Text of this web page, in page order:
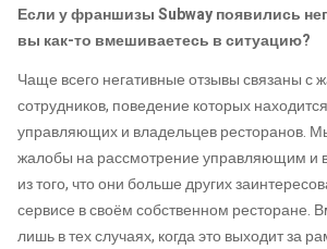
Если уфраншизы Subwayпоявились
вы как-то вмешиваетесь в ситуацию?
Чаще всего негативные отзывы связаны с
сотрудников, поведение которых
управляющих и владельцев ресторанов.
жалобы на рассмотрение управляющим и
из того, что они больше других
сервисе в своём собственном
лишь в тех случаях, когда это выходит за